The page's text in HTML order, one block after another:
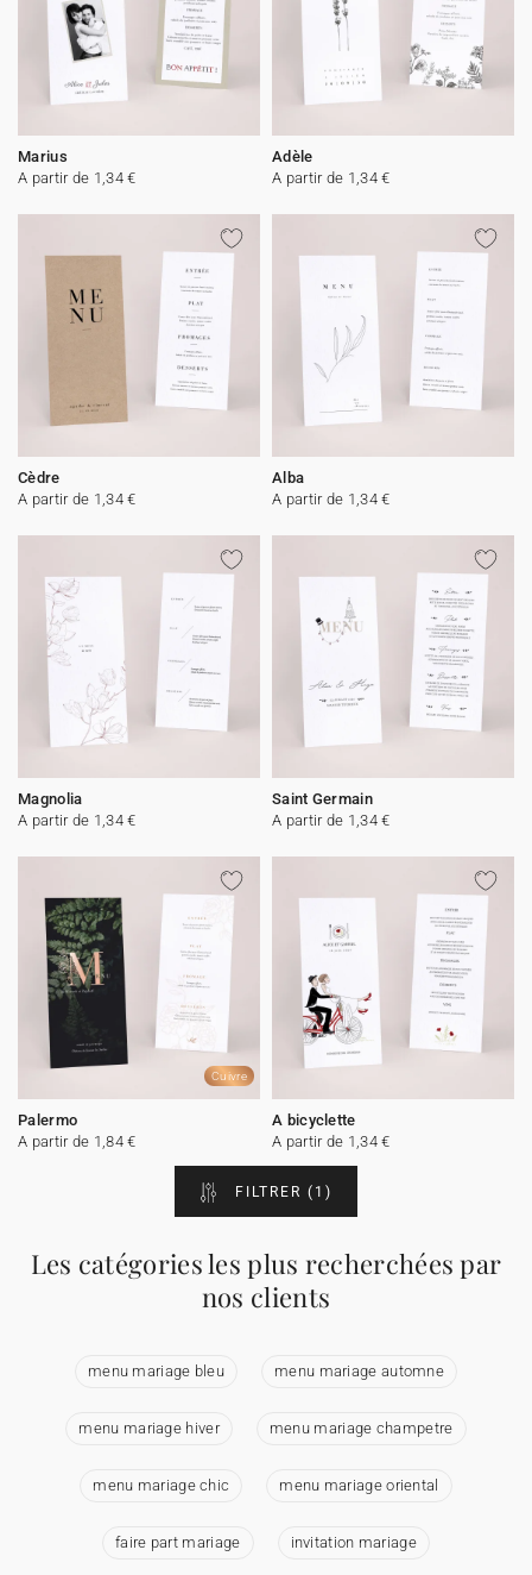
Marius
A partir de 1,34 €
Adèle
A partir de 1,34 €
Cèdre
A partir de 1,34 €
Alba
A partir de 1,34 €
Magnolia
A partir de 1,34 €
Saint Germain
A partir de 1,34 €
Cuivre
Palermo
A partir de 1,84 €
A bicyclette
A partir de 1,34 €
FILTRER (1)
Les catégories les plus recherchées par
nos clients
menu mariage bleu menu mariage automne
menu mariage hiver menu mariage champetre
menu mariage chic menu mariage oriental
faire part mariage invitation mariage